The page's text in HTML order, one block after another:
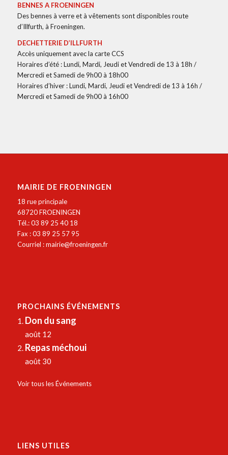
BENNES A FROENINGEN
Des bennes à verre et à vêtements sont disponibles route
d’Illfurth, à Froeningen.
DECHETTERIE D’ILLFURTH
Accès uniquement avec la carte CCS
Horaires d’été : Lundi, Mardi, Jeudi et Vendredi de 13 à 18h /
Mercredi et Samedi de 9h00 à 18h00
Horaires d’hiver : Lundi, Mardi, Jeudi et Vendredi de 13 à 16h /
Mercredi et Samedi de 9h00 à 16h00
MAIRIE DE FROENINGEN
18 rue principale
68720 FROENINGEN
Tél.: 03 89 25 40 18
Fax : 03 89 25 57 95
Courriel :mairie@froeningen.fr
PROCHAINS ÉVÉNEMENTS
Don du sang
août 12
Repas méchoui
août 30
Voir tous les Événements
LIENS UTILES